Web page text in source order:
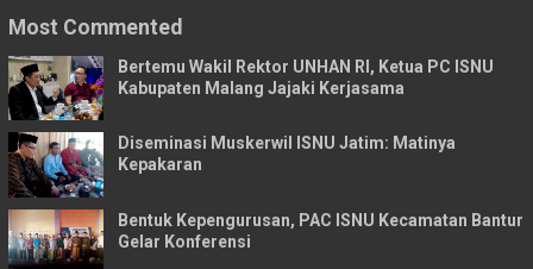
Most Commented
Bertemu Wakil Rektor UNHAN RI, Ketua PC ISNU
Kabupaten Malang Jajaki Kerjasama
Diseminasi Muskerwil ISNU Jatim: Matinya
Kepakaran
Bentuk Kepengurusan, PAC ISNU Kecamatan Bantur
Gelar Konferensi